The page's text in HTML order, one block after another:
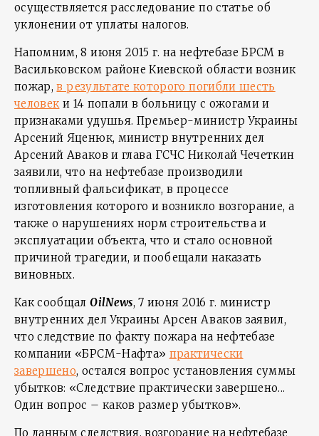
осуществляется расследование по статье об
уклонении от уплаты налогов.
Напомним, 8 июня 2015 г. на нефтебазе БРСМ в
Васильковском районе Киевской области возник
пожар,в результате которого погибли шесть
человек и 14 попали в больницу с ожогами и
признаками удушья. Премьер-министр Украины
Арсений Яценюк, министр внутренних дел
Арсений Аваков и глава ГСЧС Николай Чечеткин
заявили, что на нефтебазе производили
топливный фальсификат, в процессе
изготовления которого и возникло возгорание, а
также о нарушениях норм строительства и
эксплуатации объекта, что и стало основной
причиной трагедии, и пообещали наказать
виновных.
Как сообщалOilNews, 7 июня 2016 г. министр
внутренних дел Украины Арсен Аваков заявил,
что следствие по факту пожара на нефтебазе
компании «БРСМ-Нафта» практически
завершено, остался вопрос установления суммы
убытков: «Следствие практически завершено...
Один вопрос – каков размер убытков».
По данным следствия, возгорание на нефтебазе